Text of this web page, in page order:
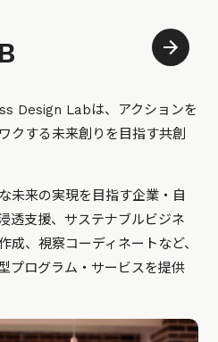
Design Labは、アクションを
クする未来創りを目指す共創
未来の実現を目指す企業・自
透支援、サステナブルビジネ
成、視察コーディネートなど、
プログラム・サービスを提供